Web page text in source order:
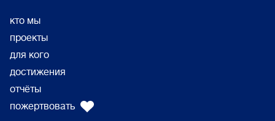
кто мы
проекты
для кого
достижения
отчёты
пожертвовать